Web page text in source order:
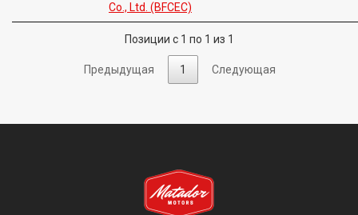
Co., Ltd. (BFCEC)
Позиции с 1 по 1 из 1
Предыдущая 1 Следующая